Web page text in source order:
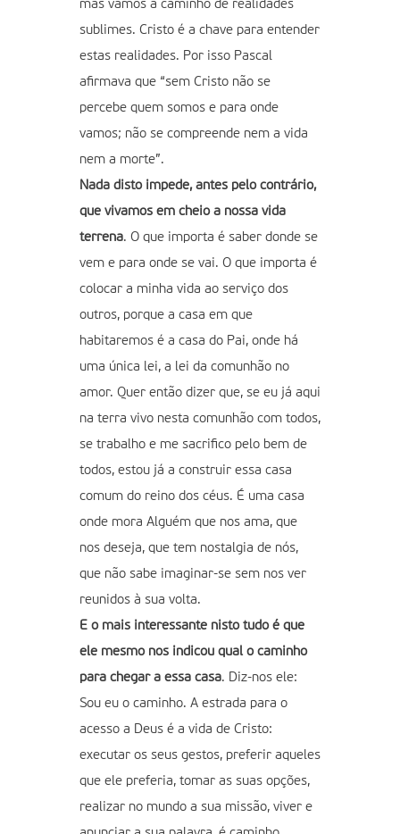
mas vamos a caminho de realidades
sublimes. Cristo é a chave para entender
estas realidades. Por isso Pascal
afirmava que “sem Cristo não se
percebe quem somos e para onde
vamos; não se compreende nem a vida
nem a morte”.
Nada disto impede, antes pelo contrário,
que vivamos em cheio a nossa vida
terrena. O que importa é saber donde se
vem e para onde se vai. O que importa é
colocar a minha vida ao serviço dos
outros, porque a casa em que
habitaremos é a casa do Pai, onde há
uma única lei, a lei da comunhão no
amor. Quer então dizer que, se eu já aqui
na terra vivo nesta comunhão com todos,
se trabalho e me sacrifico pelo bem de
todos, estou já a construir essa casa
comum do reino dos céus. É uma casa
onde mora Alguém que nos ama, que
nos deseja, que tem nostalgia de nós,
que não sabe imaginar-se sem nos ver
reunidos à sua volta.
E o mais interessante nisto tudo é que
ele mesmo nos indicou qual o caminho
para chegar a essa casa. Diz-nos ele:
Sou eu o caminho. A estrada para o
acesso a Deus é a vida de Cristo:
executar os seus gestos, preferir aqueles
que ele preferia, tomar as suas opções,
realizar no mundo a sua missão, viver e